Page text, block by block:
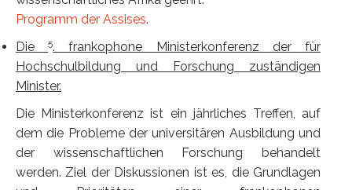
Programm der Assises.
Die5. frankophone Ministerkonferenz der für
Hochschulbildung und Forschung zuständigen
Minister.
Die Ministerkonferenz ist ein jährliches Treffen, auf
dem die Probleme der universitären Ausbildung und
der wissenschaftlichen Forschung behandelt
werden. Ziel der Diskussionen ist es, die Grundlagen